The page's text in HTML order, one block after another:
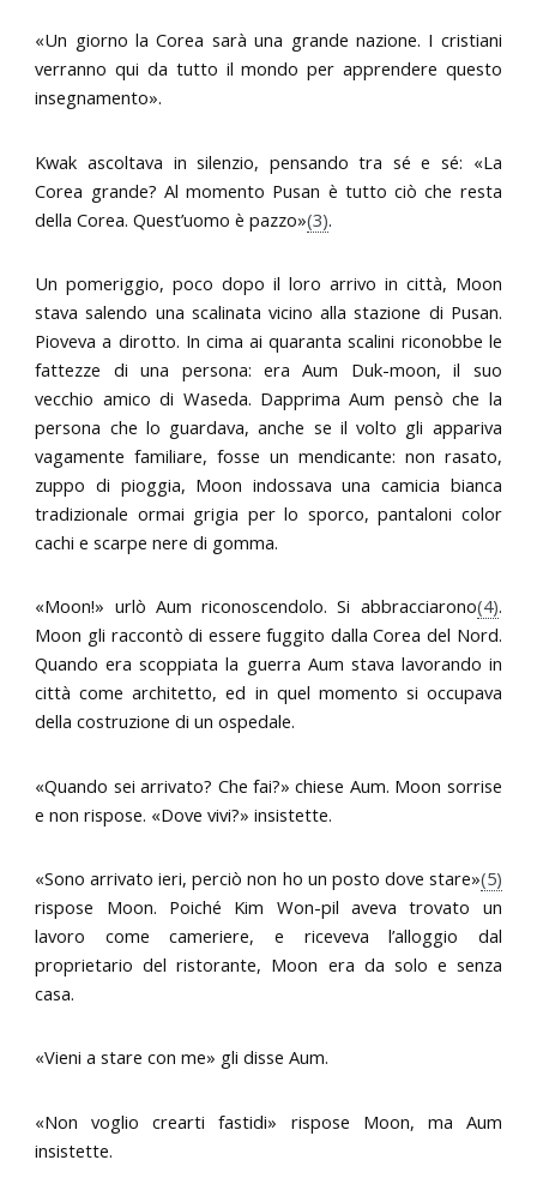
«Un giorno la Corea sarà una grande nazione. I cristiani
verranno qui da tutto il mondo per apprendere questo
insegnamento».
Kwak ascoltava in silenzio, pensando tra sé e sé: «La
Corea grande? Al momento Pusan è tutto ciò che resta
della Corea. Quest’uomo è pazzo»(3).
Un pomeriggio, poco dopo il loro arrivo in città, Moon
stava salendo una scalinata vicino alla stazione di Pusan.
Pioveva a dirotto. In cima ai quaranta scalini riconobbe le
fattezze di una persona: era Aum Duk-moon, il suo
vecchio amico di Waseda. Dapprima Aum pensò che la
persona che lo guardava, anche se il volto gli appariva
vagamente familiare, fosse un mendicante: non rasato,
zuppo di pioggia, Moon indossava una camicia bianca
tradizionale ormai grigia per lo sporco, pantaloni color
cachi e scarpe nere di gomma.
«Moon!» urlò Aum riconoscendolo. Si abbracciarono(4).
Moon gli raccontò di essere fuggito dalla Corea del Nord.
Quando era scoppiata la guerra Aum stava lavorando in
città come architetto, ed in quel momento si occupava
della costruzione di un ospedale.
«Quando sei arrivato? Che fai?» chiese Aum. Moon sorrise
e non rispose. «Dove vivi?» insistette.
«Sono arrivato ieri, perciò non ho un posto dove stare»(5)
rispose Moon. Poiché Kim Won-pil aveva trovato un
lavoro come cameriere, e riceveva l’alloggio dal
proprietario del ristorante, Moon era da solo e senza
casa.
«Vieni a stare con me» gli disse Aum.
«Non voglio crearti fastidi» rispose Moon, ma Aum
insistette.